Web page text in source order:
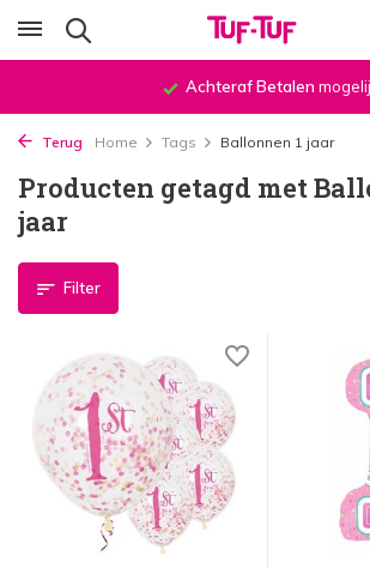
Achteraf Betalen
Terug Home Tags Ballonnen 1 jaar
Producten getagd met
jaar
Filter